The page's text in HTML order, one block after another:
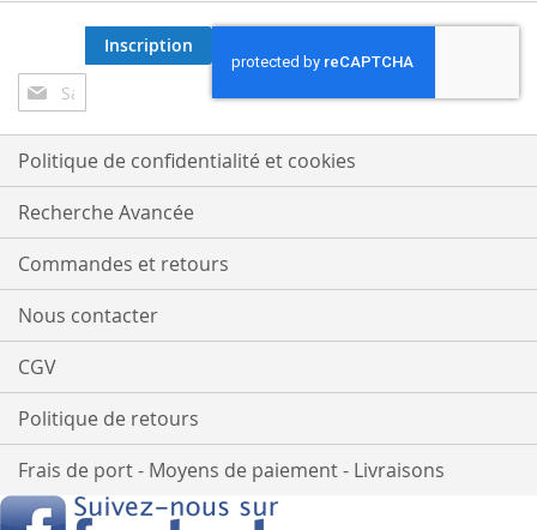
Inscription
à
notre
lettre
d’information
:
Inscription
Politique de confidentialité et cookies
Recherche Avancée
Commandes et retours
Nous contacter
CGV
Politique de retours
Frais de port - Moyens de paiement - Livraisons